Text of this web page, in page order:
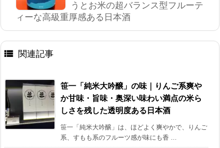
うとお米の超バランス型フルーテ
ィーな高級重厚感ある日本酒
 関連記事
笹一「純米大吟醸」の味｜りんご系爽や
か甘味・旨味・奥深い味わい満点の米ら
しさを残した透明度ある日本酒
笹一「純米大吟醸」は、ほどよく爽やかで、りんご
系、すもも系のフルーツ感が味にも香 ...